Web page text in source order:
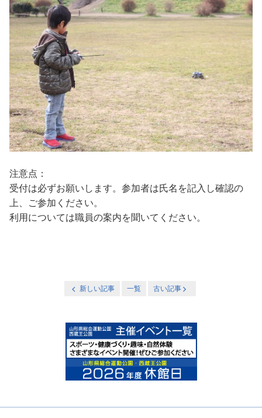
注意点：
受付は必ずお願いします。参加者は氏名を記入し確認の
上、ご参加ください。
利用については職員の案内を聞いてください。
新しい記事 一覧 古い記事